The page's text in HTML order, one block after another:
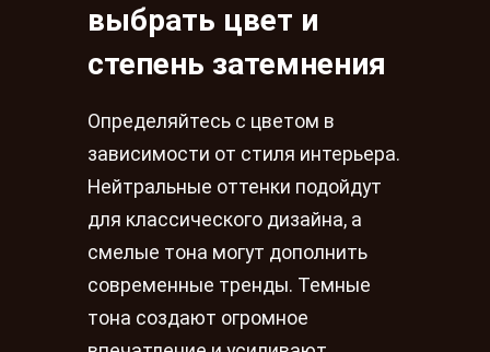
выбрать цвет и
степень затемнения
Определяйтесь с цветом в
зависимости от стиля интерьера.
Нейтральные оттенки подойдут
для классического дизайна, а
смелые тона могут дополнить
современные тренды. Темные
тона создают огромное